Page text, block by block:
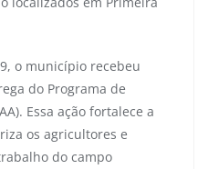
o município recebeu
do Programa de
Essa ação fortalece a
os agricultores e
do campo